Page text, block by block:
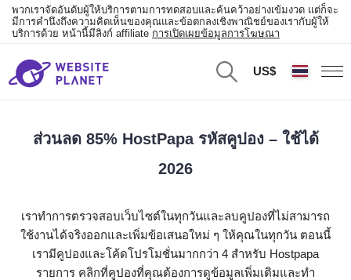
พวกเราจัดอันดับผู้ให้บริการตามการทดสอบและค้นคว้าอย่างเข้มงวด แต่ก็จะ
มีการคำนึงถึงความคิดเห็นของคุณและข้อตกลงเชิงพาณิชย์ของเรากับผู้ให้
บริการด้วย หน้านี้มีลิงก์ affiliate การเปิดเผยข้อมูลการโฆษณา
US$
ส่วนลด 85% HostPapa รหัสคูปอง – ใช้ได้
2026
เราทำการตรวจสอบเว็บไซต์ในทุกวันและลบคูปองที่ไม่สามารถ
ใช้งานได้จริงออกและเพิ่มข้อเสนอใหม่ ๆ ให้คุณในทุกวัน ตอนนี้
เรามีคูปองและโค้ดโปรโมชั่นมากกว่า 4 สำหรับ Hostpapa
รายการ คลิกที่คูปองที่คุณต้องการดูข้อมูลเพิ่มเติมและทำ